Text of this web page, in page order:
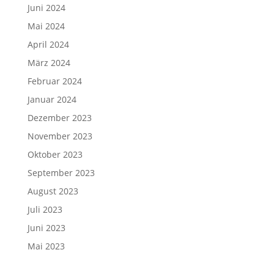
Juni 2024
Mai 2024
April 2024
März 2024
Februar 2024
Januar 2024
Dezember 2023
November 2023
Oktober 2023
September 2023
August 2023
Juli 2023
Juni 2023
Mai 2023